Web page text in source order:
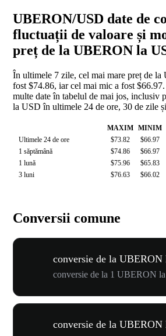
UBERON/USD date de
fluctuații de valoare și
preț de la UBERON la
În ultimele 7 zile, cel mai mare preț de
fost $74.86, iar cel mai mic a fost
multe date în tabelul de mai jos, inclusiv
la USD în ultimele 24 de ore, 30 de zile
MAXIM MINIM
Ultimele 24 de ore
$73.82 $66.97
1 săptămână
$74.86 $66.97
1 lună
$75.96 $65.83
3 luni
$76.63 $66.02
Conversii comune
conversie de la UBERON
conversie de la 1 UBERON
conversie de la